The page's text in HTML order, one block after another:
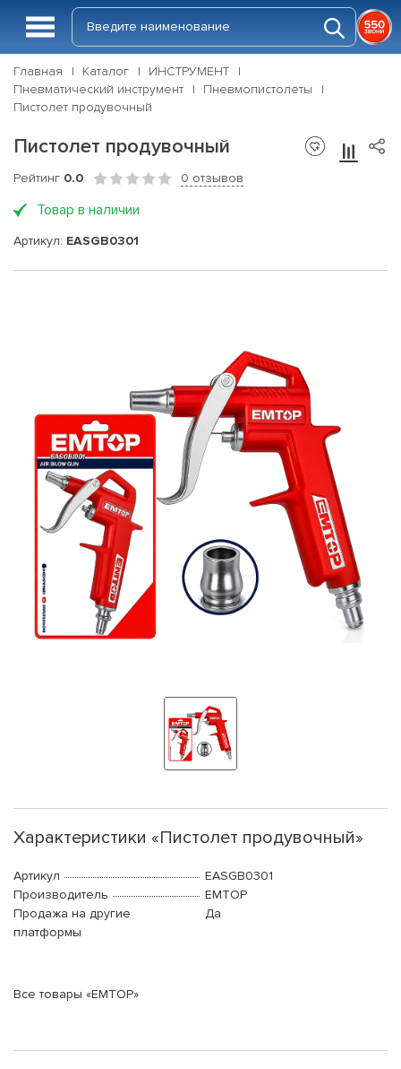
Главная Каталог
ИНСТРУМЕНТ
Пневматический инструмент
Пневмопистолеты
Пистолет продувочный
Пистолет продувочный
Рейтинг 0.0 0 отзывов
Товар в наличии
Артикул: EASGB0301
Характеристики «Пистолет продувочный»
Артикул
EASGB0301
Производитель
EMTOP
Продажа на другие
платформы
Да
Все товары «EMTOP»